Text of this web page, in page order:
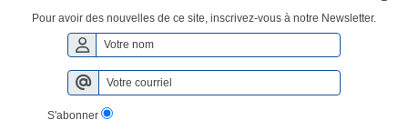
Pour avoir des nouvelles de ce site, inscrivez-vous à notre Newsletter.
S'abonner